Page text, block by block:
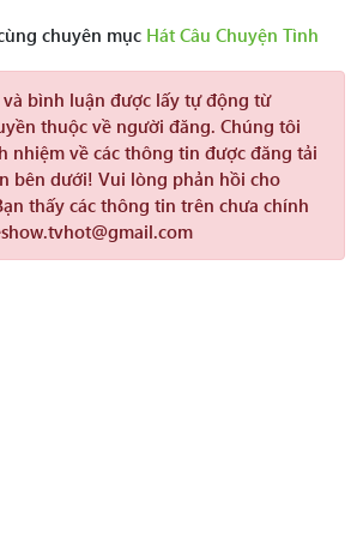
chuyên mục Hát Câu Chuyện Tình
bình luận được lấy tự động từ
thuộc về người đăng. Chúng tôi
nhiệm về các thông tin được đăng tải
bên dưới! Vui lòng phản hồi cho
thấy các thông tin trên chưa chính